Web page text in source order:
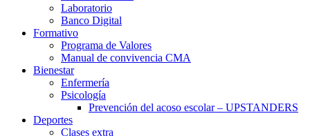
Laboratorio
Banco Digital
Formativo
Programa de Valores
Manual de convivencia CMA
Bienestar
Enfermería
Psicología
Prevención del acoso escolar – UPSTANDERS
Deportes
Clases extra